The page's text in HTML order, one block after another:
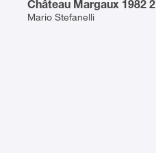
Château Margaux 1982 2
Mario Stefanelli